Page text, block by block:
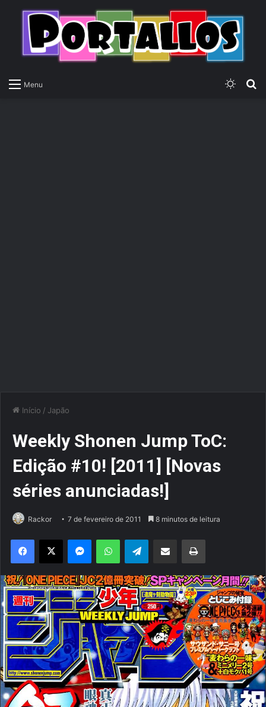
Menu
Início / Japão
Weekly Shonen Jump ToC:
Edição #10! [2011] [Novas
séries anunciadas!]
Rackor 7 de fevereiro de 2011 8 minutos de leitura